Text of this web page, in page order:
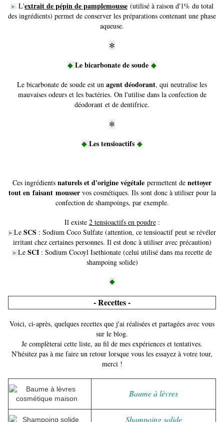
➤ L'extrait de pépin de pamplemousse (utilisé à raison d'1% du total
des ingrédients) permet de conserver les préparations contenant une phase
aqueuse.
✻
◆ Le bicarbonate de soude ◆
Le bicarbonate de soude est un agent déodorant, qui neutralise les
mauvaises odeurs et les bactéries. On l'utilise dans la confection de
déodorant et de dentifrice.
✻
◆ Les tensioactifs ◆
Ces ingrédients naturels et d'origine végétale permettent de nettoyer
tout en faisant mousservos cosmétiques. Ils sont donc à utiliser pour la
confection de shampoings, par exemple.
Il existe 2 tensioactifs en poudre:
➤ Le SCS : Sodium Coco Sulfate (attention, ce tensioactif peut se révéler
irritant chez certaines personnes. Il est donc à utiliser avec précaution)
➤ Le SCI : Sodium Cocoyl Isethionate (celui utilisé dans ma recette de
shampoing solide)
◆
- Recettes -
Voici, ci-après, quelques recettes que j'ai réalisées et partagées avec vous
sur le blog.
Je complèterai cette liste, au fil de mes expériences et tentatives.
N'hésitez pas à me faire un retour lorsque vous les essayez à votre tour,
merci !
Baume à lèvres
Shampoing solide